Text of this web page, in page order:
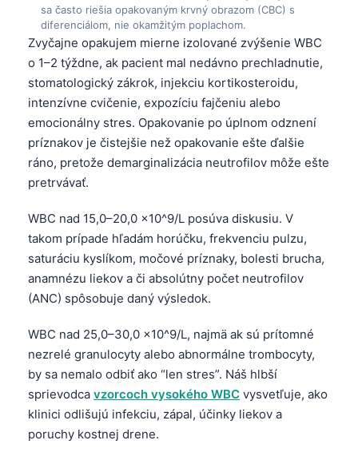
sa často riešia opakovaným krvný obrazom (CBC) s
diferenciálom, nie okamžitým poplachom.
Zvyčajne opakujem mierne izolované zvýšenie WBC
o 1–2 týždne, ak pacient mal nedávno prechladnutie,
stomatologický zákrok, injekciu kortikosteroidu,
intenzívne cvičenie, expozíciu fajčeniu alebo
emocionálny stres. Opakovanie po úplnom odznení
príznakov je čistejšie než opakovanie ešte ďalšie
ráno, pretože demarginalizácia neutrofilov môže ešte
pretrvávať.
WBC nad 15,0–20,0 ×10^9/L posúva diskusiu. V
takom prípade hľadám horúčku, frekvenciu pulzu,
saturáciu kyslíkom, močové príznaky, bolesti brucha,
anamnézu liekov a či absolútny počet neutrofilov
(ANC) spôsobuje daný výsledok.
WBC nad 25,0–30,0 ×10^9/L, najmä ak sú prítomné
nezrelé granulocyty alebo abnormálne trombocyty,
by sa nemalo odbiť ako “len stres”. Náš hlbší
sprievodca vzorcoch vysokého WBC vysvetľuje, ako
klinici odlišujú infekciu, zápal, účinky liekov a
poruchy kostnej drene.